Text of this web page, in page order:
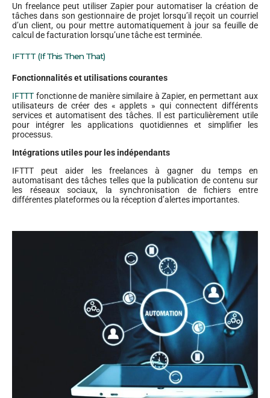
Un freelance peut utiliser Zapier pour automatiser la création de
tâches dans son gestionnaire de projet lorsqu’il reçoit un courriel
d’un client, ou pour mettre automatiquement à jour sa feuille de
calcul de facturation lorsqu’une tâche est terminée.
IFTTT (If This Then That)
Fonctionnalités et utilisations courantes
IFTTT fonctionne de manière similaire à Zapier, en permettant aux
utilisateurs de créer des « applets » qui connectent différents
services et automatisent des tâches. Il est particulièrement utile
pour intégrer les applications quotidiennes et simplifier les
processus.
Intégrations utiles pour les indépendants
IFTTT peut aider les freelances à gagner du temps en
automatisant des tâches telles que la publication de contenu sur
les réseaux sociaux, la synchronisation de fichiers entre
différentes plateformes ou la réception d’alertes importantes.